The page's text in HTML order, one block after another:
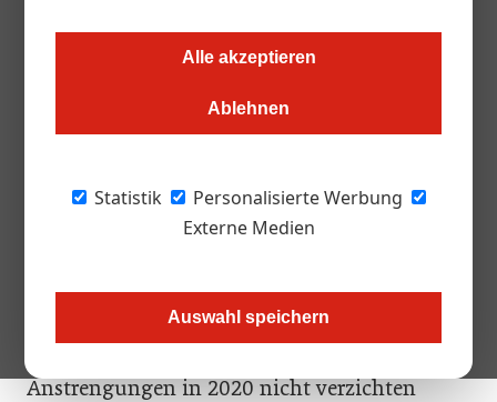
Alle akzeptieren
Ablehnen
Statistik
Personalisierte Werbung
Externe Medien
Auswahl speichern
Gäste kaufen Gutscheine: Der Gastro-Großhändler ruft eine
Aktion ins Leben, um der Gastronomie zu helfen.
Als hätte es die Branche nicht ohnehin schwer
genug, fallen heuer auch große
Metro startet deshalb eine Initiative: Damit
Anstrengungen in 2020 nicht verzichten